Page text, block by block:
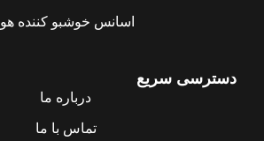
اسانس خوشبو کننده هوا
دسترسی سریع
درباره ما
تماس با ما